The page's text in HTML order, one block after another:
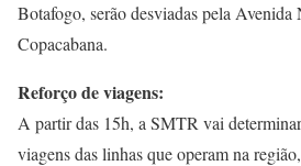
Botafogo, serão desviadas pela Avenida
Copacabana.
Reforço de viagens:
A partir das 15h, a SMTR vai
viagens das linhas que operam na